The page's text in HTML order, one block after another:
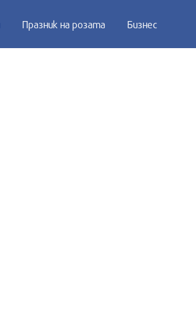
Празник на розата Бизнес